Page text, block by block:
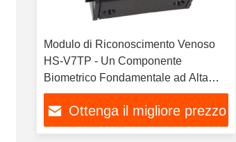
Modulo di Riconoscimento Venoso
HS-V7TP - Un Componente
Biometrico Fondamentale ad Alta
Precisione
Ottenga il migliore prezzo